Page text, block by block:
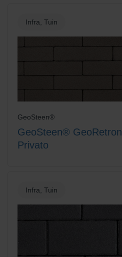
Infra, Tuin
GeoSteen®
GeoSteen® GeoRetron
Privato
Infra, Tuin